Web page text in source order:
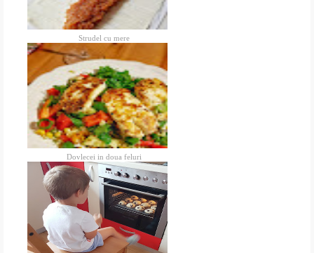
Strudel cu mere
Dovlecei in doua feluri